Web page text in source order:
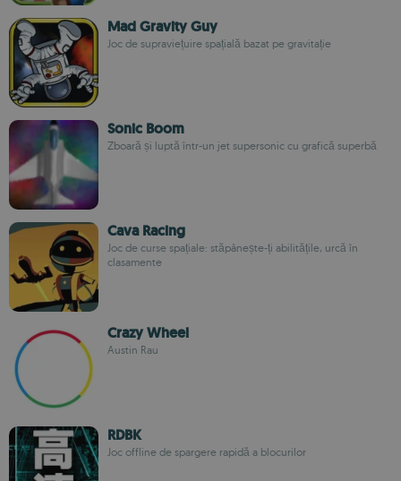
Mad Gravity Guy
Joc de supraviețuire spațială bazat pe gravitație
Sonic Boom
Zboară și luptă într-un jet supersonic cu grafică superbă
Cava Racing
Joc de curse spațiale: stăpânește-ți abilitățile, urcă în
clasamente
Crazy Wheel
Austin Rau
RDBK
Joc offline de spargere rapidă a blocurilor